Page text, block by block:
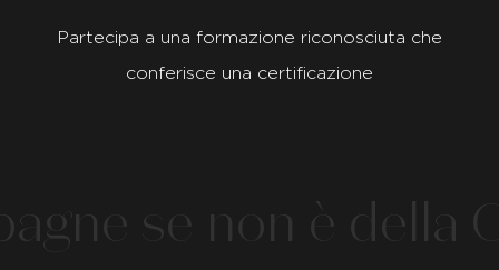
Partecipa a una formazione riconosciuta che
conferisce una certificazione